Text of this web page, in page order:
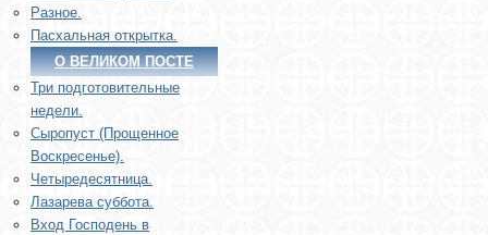
Разное.
Пасхальная открытка.
О ВЕЛИКОМ ПОСТЕ
Три подготовительные
недели.
Сыропуст (Прощенное
Воскресенье).
Четыредесятница.
Лазарева суббота.
Вход Господень в